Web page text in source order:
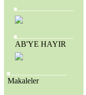
AB'YE HAYIR
Makaleler